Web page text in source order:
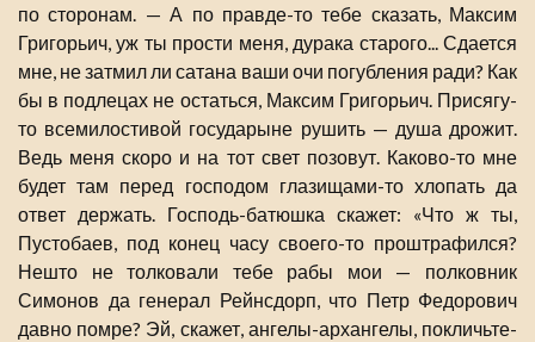
по сторонам. — А по правде-то тебе сказать, Максим
Григорьич, уж ты прости меня, дурака старого... Сдается
мне, не затмил ли сатана ваши очи погубления ради? Как
бы в подлецах не остаться, Максим Григорьич. Присягу-
то всемилостивой государыне рушить — душа дрожит.
Ведь меня скоро и на тот свет позовут. Каково-то мне
будет там перед господом глазищами-то хлопать да
ответ держать. Господь-батюшка скажет: «Что ж ты,
Пустобаев, под конец часу своего-то проштрафился?
Нешто не толковали тебе рабы мои — полковник
Симонов да генерал Рейнсдорп, что Петр Федорович
давно помре? Эй, скажет, ангелы-архангелы, покличьте-